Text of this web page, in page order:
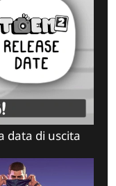
data di uscita